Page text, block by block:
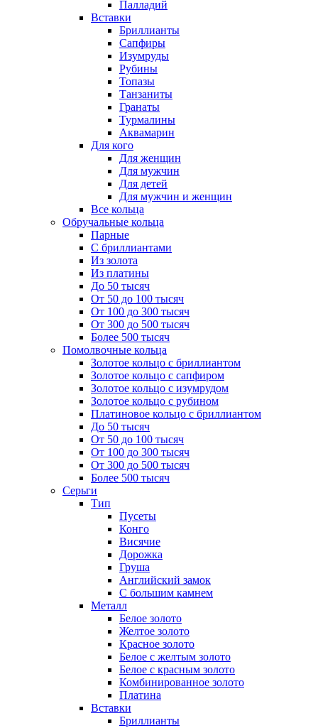
Палладий
Вставки
Бриллианты
Сапфиры
Изумруды
Рубины
Топазы
Танзаниты
Гранаты
Турмалины
Аквамарин
Для кого
Для женщин
Для мужчин
Для детей
Для мужчин и женщин
Все кольца
Обручальные кольца
Парные
С бриллиантами
Из золота
Из платины
До 50 тысяч
От 50 до 100 тысяч
От 100 до 300 тысяч
От 300 до 500 тысяч
Более 500 тысяч
Помолвочные кольца
Золотое кольцо с бриллиантом
Золотое кольцо с сапфиром
Золотое кольцо с изумрудом
Золотое кольцо с рубином
Платиновое кольцо с бриллиантом
До 50 тысяч
От 50 до 100 тысяч
От 100 до 300 тысяч
От 300 до 500 тысяч
Более 500 тысяч
Серьги
Тип
Пусеты
Конго
Висячие
Дорожка
Груша
Английский замок
С большим камнем
Металл
Белое золото
Желтое золото
Красное золото
Белое с желтым золото
Белое с красным золото
Комбинированное золото
Платина
Вставки
Бриллианты